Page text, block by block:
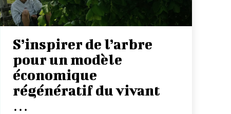
S’inspirer de l’arbre
pour un modèle
économique
régénératif du vivant
…